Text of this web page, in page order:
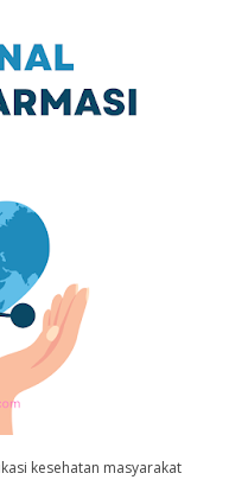
kesehatan masyarakat